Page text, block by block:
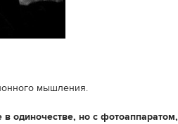
мышления.
одиночестве, но с фотоаппаратом,